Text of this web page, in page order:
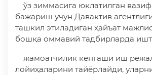
ўз зиммасига юклатилган
бажариш учун Давактив
ташкил этиладиган ҳайъат
бошқа оммавий тадбирларда
жамоатчилик кенгаши иш
лойиҳаларини тайёрлайди,